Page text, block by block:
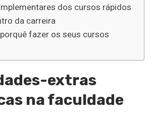
dos cursos rápidos
da carreira
fazer os seus cursos
extras
na faculdade